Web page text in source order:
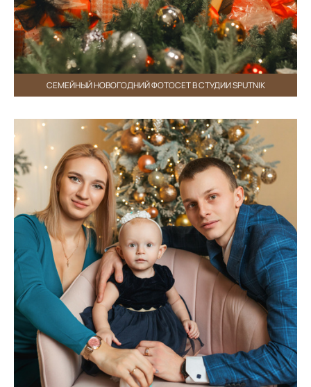
СЕМЕЙНЫЙ НОВОГОДНИЙ ФОТОСЕТ В СТУДИИ SPUTNIK